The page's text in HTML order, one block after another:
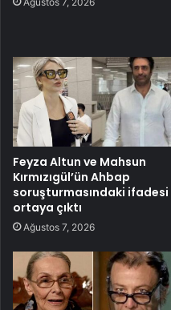
Feyza Altun ve Mahsun
Kırmızıgül’ün Ahbap
soruşturmasındaki ifadesi
ortaya çıktı
Ağustos 7, 2026